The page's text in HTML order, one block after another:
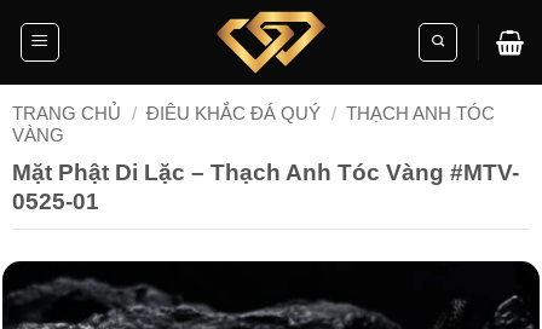
TRANG CHỦ / ĐIÊU KHẮC ĐÁ QUÝ / THẠCH ANH TÓC
VÀNG
Mặt Phật Di Lặc – Thạch Anh Tóc Vàng #MTV-
0525-01